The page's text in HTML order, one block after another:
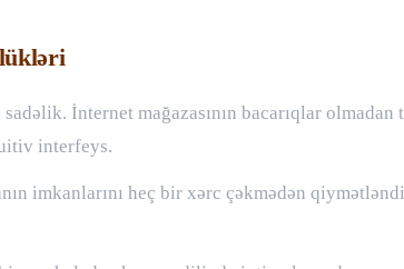
İnternet mağazasının bacarıqlar olmadan
interfeys.
imkanlarını heç bir xərc çəkmədən